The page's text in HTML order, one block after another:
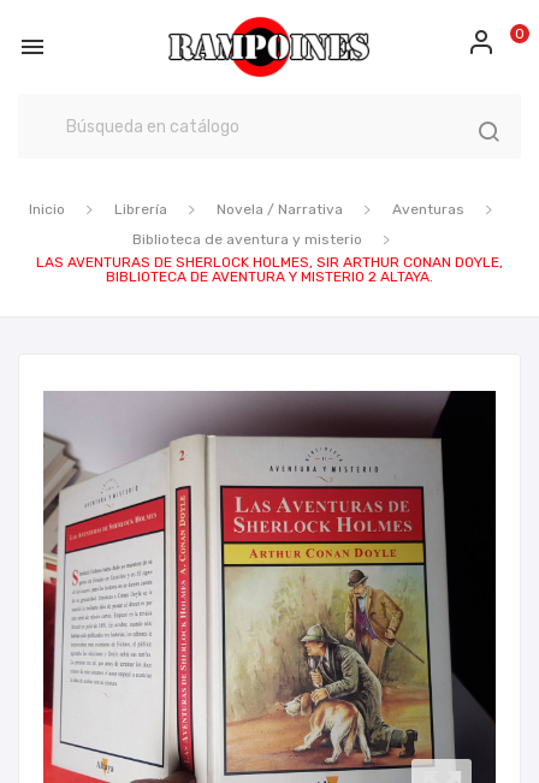
 0
Inicio Librería Novela / Narrativa
Aventuras
Biblioteca de aventura y misterio
LAS AVENTURAS DE SHERLOCK HOLMES, SIR ARTHUR CONAN DOYLE,
BIBLIOTECA DE AVENTURA Y MISTERIO 2 ALTAYA.